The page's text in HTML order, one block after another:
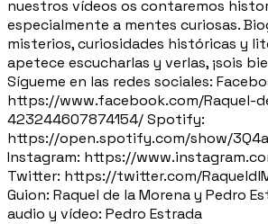
nuestros vídeos os contaremos
especialmente a mentes curiosas.
misterios, curiosidades históricas y
apetece escucharlas y verlas, ¡sois
Sígueme en las redes sociales:
https://www.facebook.com/Raquel-
423244607874154/ Spotify:
https://open.spotify.com/show/
Instagram: https://
Twitter: https://twitter.com/
Guion: Raquel de la Morena y Pedro
audio y vídeo: Pedro Estrada